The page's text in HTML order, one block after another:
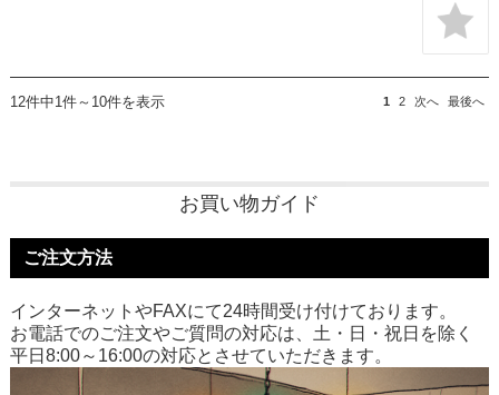
12件中1件～10件を表示 1 2 次へ 最後へ
お買い物ガイド
ご注文方法
インターネットやFAXにて24時間受け付けております。
お電話でのご注文やご質問の対応は、土・日・祝日を除く
平日8:00～16:00の対応とさせていただきます。